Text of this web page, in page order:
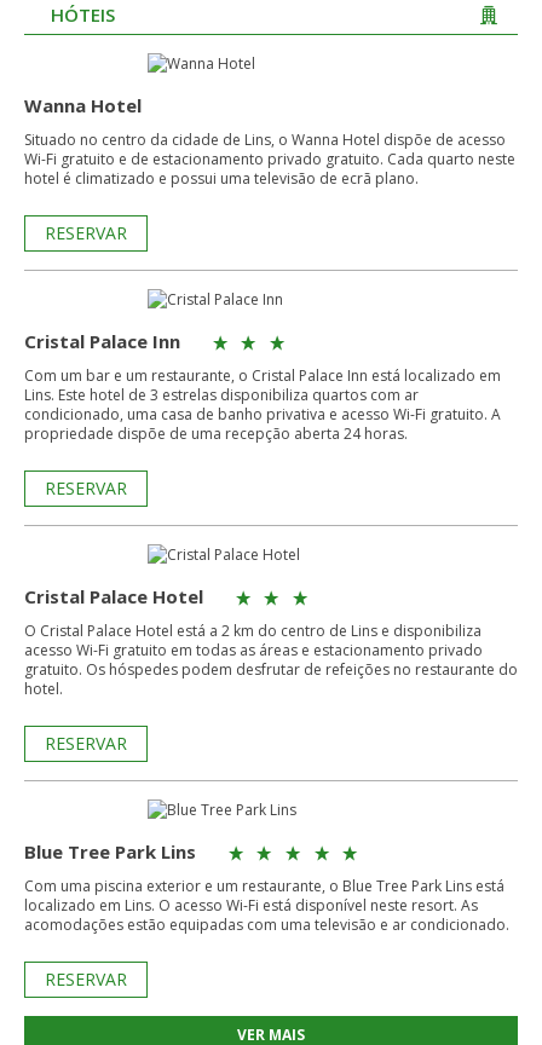
HÓTEIS
Wanna Hotel
Situado no centro da cidade de Lins, o Wanna Hotel dispõe de acesso
Wi-Fi gratuito e de estacionamento privado gratuito. Cada quarto neste
hotel é climatizado e possui uma televisão de ecrã plano.
RESERVAR
Cristal Palace Inn
Com um bar e um restaurante, o Cristal Palace Inn está localizado em
Lins. Este hotel de 3 estrelas disponibiliza quartos com ar
condicionado, uma casa de banho privativa e acesso Wi-Fi gratuito. A
propriedade dispõe de uma recepção aberta 24 horas.
RESERVAR
Cristal Palace Hotel
O Cristal Palace Hotel está a 2 km do centro de Lins e disponibiliza
acesso Wi-Fi gratuito em todas as áreas e estacionamento privado
gratuito. Os hóspedes podem desfrutar de refeições no restaurante do
hotel.
RESERVAR
Blue Tree Park Lins
Com uma piscina exterior e um restaurante, o Blue Tree Park Lins está
localizado em Lins. O acesso Wi-Fi está disponível neste resort. As
acomodações estão equipadas com uma televisão e ar condicionado.
RESERVAR
VER MAIS